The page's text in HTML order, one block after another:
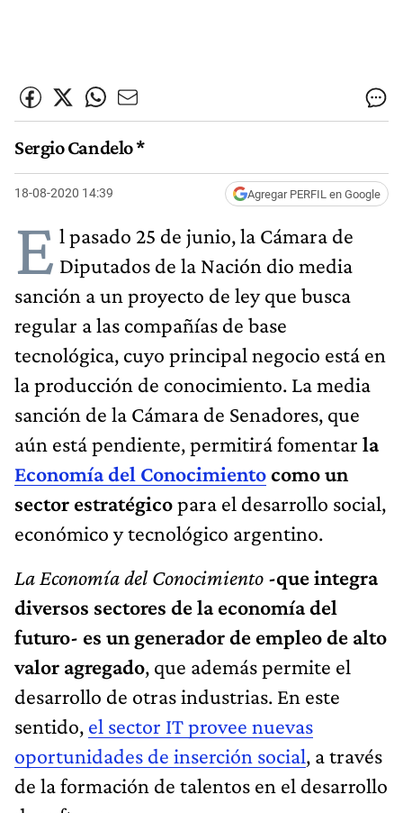
Sergio Candelo *
18-08-2020 14:39 Agregar PERFIL en Google
E l pasado 25 de junio, la Cámara de
Diputados de la Nación dio media
sanción a un proyecto de ley que busca
regular a las compañías de base
tecnológica, cuyo principal negocio está en
la producción de conocimiento. La media
sanción de la Cámara de Senadores, que
aún está pendiente, permitirá fomentar la
Economía del Conocimientocomo un
sector estratégicopara el desarrollo social,
económico y tecnológico argentino.
La Economía del Conocimiento -que integra
diversos sectores de la economía del
futuro- es un generador de empleo de alto
valor agregado, que además permite el
desarrollo de otras industrias. En este
sentido, el sector IT provee nuevas
oportunidades de inserción social, a través
de la formación de talentos en el desarrollo